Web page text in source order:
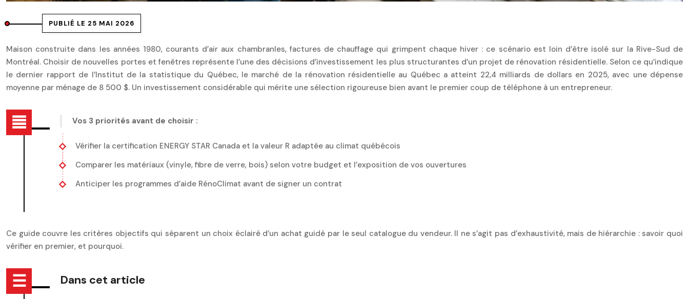
PUBLIÉ LE 25 MAI 2026
Maison construite dans les années 1980, courants d’air aux chambranles, factures de chauffage qui grimpent chaque hiver : ce scénario est loin d’être isolé sur la Rive-Sud de
Montréal. Choisir de nouvelles portes et fenêtres représente l’une des décisions d’investissement les plus structurantes d’un projet de rénovation résidentielle. Selon ce qu’indique
le dernier rapport de l’Institut de la statistique du Québec, le marché de la rénovation résidentielle au Québec a atteint 22,4 milliards de dollars en 2025, avec une dépense
moyenne par ménage de 8 500 $. Un investissement considérable qui mérite une sélection rigoureuse bien avant le premier coup de téléphone à un entrepreneur.
Vos 3 priorités avant de choisir :
Vérifier la certification ENERGY STAR Canada et la valeur R adaptée au climat québécois
Comparer les matériaux (vinyle, fibre de verre, bois) selon votre budget et l’exposition de vos ouvertures
Anticiper les programmes d’aide RénoClimat avant de signer un contrat
Ce guide couvre les critères objectifs qui séparent un choix éclairé d’un achat guidé par le seul catalogue du vendeur. Il ne s’agit pas d’exhaustivité, mais de hiérarchie : savoir quoi
vérifier en premier, et pourquoi.
Dans cet article